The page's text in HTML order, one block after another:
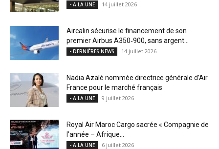
- A LA UNE 14 juillet 2026
Aircalin sécurise le financement de son
premier Airbus A350‑900, sans argent...
- DERNIÈRES NEWS 14 juillet 2026
Nadia Azalé nommée directrice générale d’Air
France pour le marché français
- A LA UNE 9 juillet 2026
Royal Air Maroc Cargo sacrée « Compagnie de
l’année – Afrique...
- A LA UNE 6 juillet 2026